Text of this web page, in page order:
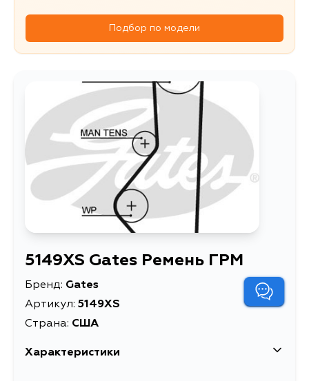
Подбор по модели
5149XS Gates Ремень ГРМ
Бренд: Gates
Артикул: 5149XS
Страна: США
Характеристики